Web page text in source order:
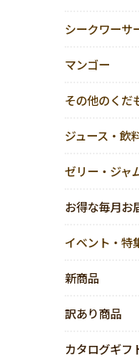
シークワーサ
マンゴー
その他のくだ
ジュース・飲
ゼリー・ジャ
お得な毎月お
イベント・特
新商品
訳あり商品
カタログギフ